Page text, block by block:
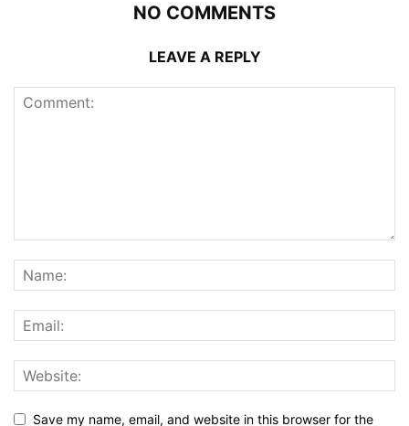
NO COMMENTS
LEAVE A REPLY
Save my name, email, and website in this browser for the